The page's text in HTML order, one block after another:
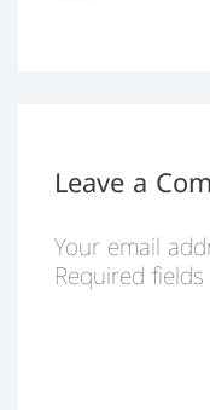
Leave a
Your email
Required